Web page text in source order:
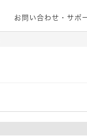
お問い合わせ・サポ